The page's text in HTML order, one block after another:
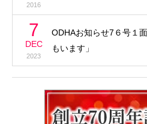
2016
7
DEC
2023
ODHAお知らせ7６号１
もいます」